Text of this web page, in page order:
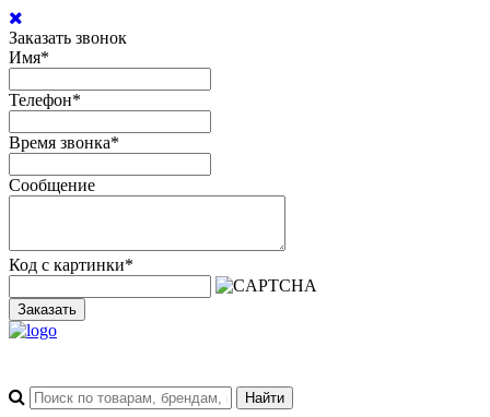
Заказать звонок
Имя*
Телефон*
Время звонка*
Сообщение
Код с картинки*
Заказать